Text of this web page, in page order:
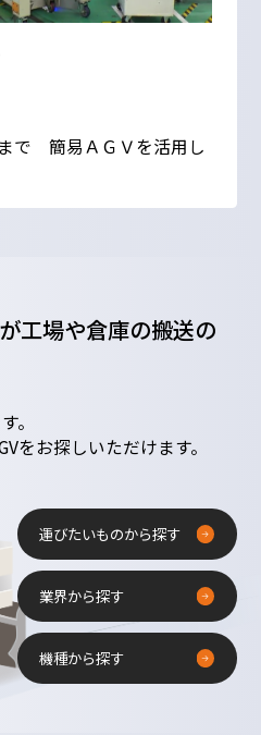
で 簡易ＡＧＶを活用し
が工場や倉庫の搬送の
。
をお探しいただけます。
運びたいものから探す
業界から探す
機種から探す